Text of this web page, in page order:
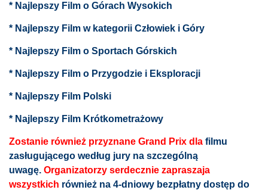
* Najlepszy Film o Górach Wysokich
* Najlepszy Film w kategorii Człowiek i Góry
* Najlepszy Film o Sportach Górskich
* Najlepszy Film o Przygodzie i Eksploracji
* Najlepszy Film Polski
* Najlepszy Film Krótkometrażowy
Zostanie również przyznane Grand Prix dla filmu
zasługującego według jury na szczególną
uwagę. Organizatorzy serdecznie zapraszaja
wszystkich również na 4-dniowy bezpłatny dostęp do